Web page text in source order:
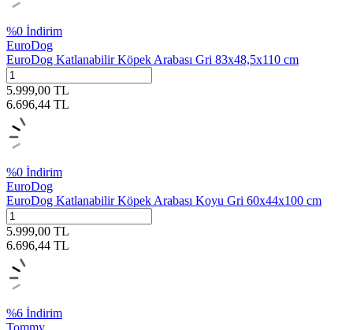
%0 İndirim
EuroDog
EuroDog Katlanabilir Köpek Arabası Gri 83x48,5x110 cm
5.999,00 TL
6.696,44 TL
%0 İndirim
EuroDog
EuroDog Katlanabilir Köpek Arabası Koyu Gri 60x44x100 cm
5.999,00 TL
6.696,44 TL
%6 İndirim
Tommy